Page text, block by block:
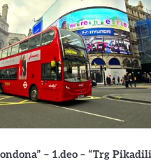
– 1.deo – “Trg